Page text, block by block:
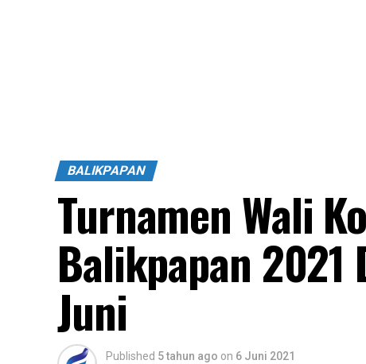
BALIKPAPAN
Turnamen Wali
Balikpapan 2021
Juni
Published 5 tahun ago on 6 Juni 2021